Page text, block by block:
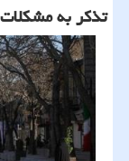
تذكر به مشكلات